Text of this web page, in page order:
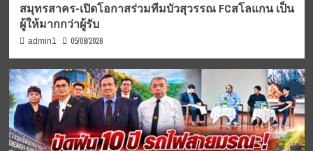
สมุทรสาคร-เปิดโอกาสร่วมทีมบัวสุวรรณ FCสโลแกน เป็น
ผู้ให้มากกว่าผู้รับ
admin1 05/08/2026